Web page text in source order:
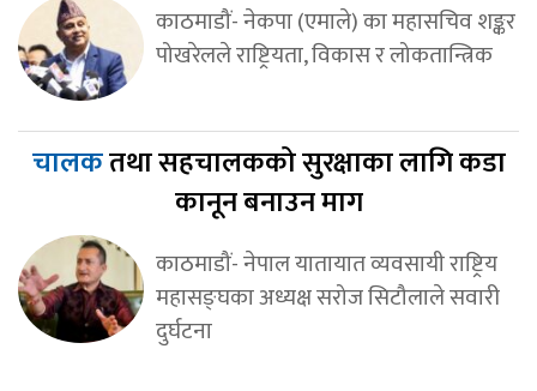
काठमाडौं- नेकपा (एमाले) का महासचिव शङ्कर
पोखरेलले राष्ट्रियता, विकास र लोकतान्त्रिक
चालकतथा सहचालकको सुरक्षाका लागि कडा
कानून बनाउन माग
काठमाडौं- नेपाल यातायात व्यवसायी राष्ट्रिय
महासङ्घका अध्यक्ष सरोज सिटौलाले सवारी
दुर्घटना